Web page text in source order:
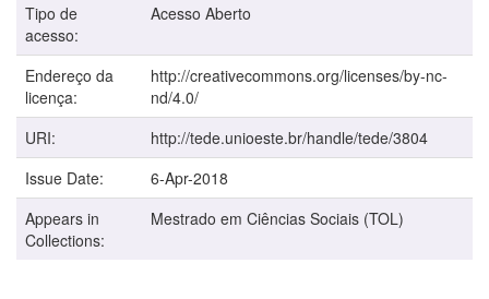
Tipo de
acesso:
Acesso Aberto
Endereço da
licença:
http://creativecommons.org/licenses/by-nc-
nd/4.0/
URI:
http://tede.unioeste.br/handle/tede/3804
Issue Date:
6-Apr-2018
Appears in
Collections:
Mestrado em Ciências Sociais (TOL)